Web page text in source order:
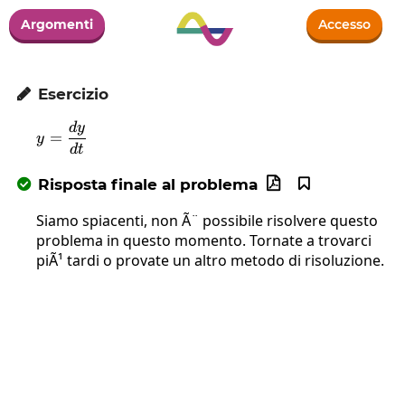
Argomenti Accesso
 Esercizio
y=\frac{dy}{dt}
y =
dt
dy
 Risposta finale al problema 

Siamo spiacenti, non Ã¨ possibile risolvere questo
problema in questo momento. Tornate a trovarci
piÃ¹ tardi o provate un altro metodo di risoluzione.